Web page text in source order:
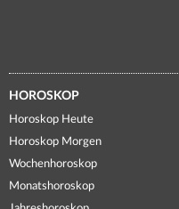
HOROSKOP
Horoskop Heute
Horoskop Morgen
Wochenhoroskop
Monatshoroskop